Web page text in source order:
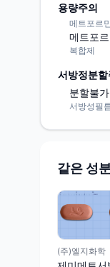
용량주의
메트포르
메트포
복합제
서방정분할
분할불가
서방성필
같은 성
(주)엘지화학